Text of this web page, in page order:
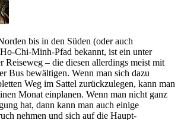
bis in den Süden (oder auch
Chi-Minh-Pfad bekannt, ist ein unter
Reiseweg – die diesen allerdings meist mit
Bus bewältigen. Wenn man sich dazu
Weg im Sattel zurückzulegen, kann man
Monat einplanen. Wenn man nicht ganz
hat, dann kann man auch einige
nehmen und sich auf die Haupt-